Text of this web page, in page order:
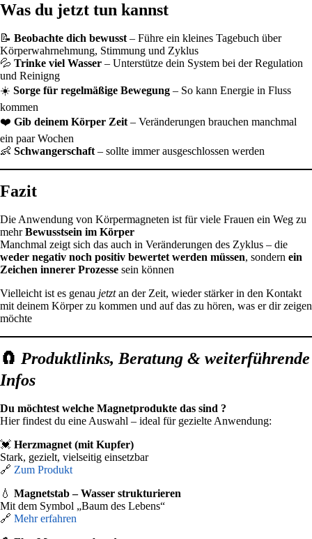
Was du jetzt tun kannst
📝 Beobachte dich bewusst – Führe ein kleines Tagebuch über
Körperwahrnehmung, Stimmung und Zyklus
💦 Trinke viel Wasser – Unterstütze dein System bei der Regulation
und Reinigng
☀️ Sorge für regelmäßige Bewegung – So kann Energie in Fluss
kommen
❤️ Gib deinem Körper Zeit – Veränderungen brauchen manchmal
ein paar Wochen
👶 Schwangerschaft – sollte immer ausgeschlossen werden
Fazit
Die Anwendung von Körpermagneten ist für viele Frauen ein Weg zu
mehrBewusstsein im Körper
Manchmal zeigt sich das auch in Veränderungen des Zyklus – die
weder negativ noch positiv bewertet werden müssen, sondern ein
Zeichen innerer Prozesse sein können
Vielleicht ist es genau jetztan der Zeit, wieder stärker in den Kontakt
mit deinem Körper zu kommen und auf das zu hören, was er dir zeigen
möchte
🧲 Produktlinks, Beratung & weiterführende
Infos
Du möchtest welche Magnetprodukte das sind ?
Hier findest du eine Auswahl – ideal für gezielte Anwendung:
💓 Herzmagnet (mit Kupfer)
Stark, gezielt, vielseitig einsetzbar
🔗 Zum Produkt
💧 Magnetstab – Wasser strukturieren
Mit dem Symbol „Baum des Lebens“
🔗 Mehr erfahren